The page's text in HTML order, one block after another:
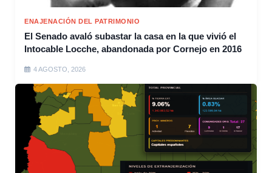
ENAJENACIÓN DEL PATRIMONIO
El Senado avaló subastar la casa en la que vivió el
Intocable Locche, abandonada por Cornejo en 2016
4 AGOSTO, 2026